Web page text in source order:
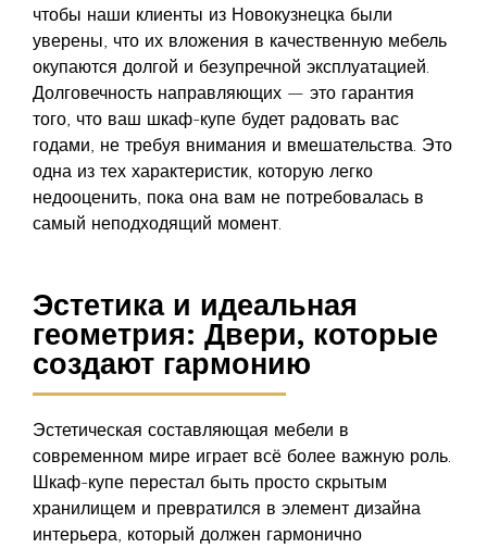
чтобы наши клиенты из Новокузнецка были
уверены, что их вложения в качественную мебель
окупаются долгой и безупречной эксплуатацией.
Долговечность направляющих — это гарантия
того, что ваш шкаф-купе будет радовать вас
годами, не требуя внимания и вмешательства. Это
одна из тех характеристик, которую легко
недооценить, пока она вам не потребовалась в
самый неподходящий момент.
Эстетика и идеальная
геометрия: Двери, которые
создают гармонию
Эстетическая составляющая мебели в
современном мире играет всё более важную роль.
Шкаф-купе перестал быть просто скрытым
хранилищем и превратился в элемент дизайна
интерьера, который должен гармонично